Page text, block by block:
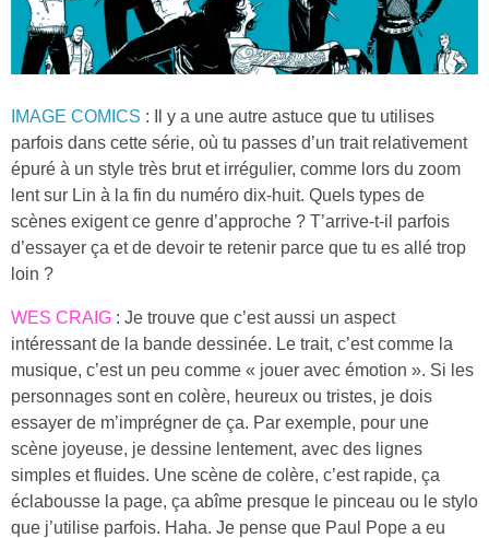
IMAGE COMICS : Il y a une autre astuce que tu utilises
parfois dans cette série, où tu passes d’un trait relativement
épuré à un style très brut et irrégulier, comme lors du zoom
lent sur Lin à la fin du numéro dix-huit. Quels types de
scènes exigent ce genre d’approche ? T’arrive-t-il parfois
d’essayer ça et de devoir te retenir parce que tu es allé trop
loin ?
WES CRAIG : Je trouve que c’est aussi un aspect
intéressant de la bande dessinée. Le trait, c’est comme la
musique, c’est un peu comme « jouer avec émotion ». Si les
personnages sont en colère, heureux ou tristes, je dois
essayer de m’imprégner de ça. Par exemple, pour une
scène joyeuse, je dessine lentement, avec des lignes
simples et fluides. Une scène de colère, c’est rapide, ça
éclabousse la page, ça abîme presque le pinceau ou le stylo
que j’utilise parfois. Haha. Je pense que Paul Pope a eu